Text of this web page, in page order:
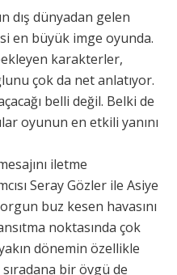
dış dünyadan gelen
en büyük imge oyunda.
karakterler,
çok da net anlatıyor.
belli değil. Belki de
oyunun en etkili yanını
iletme
Seray Gözler ile Asiye
buz kesen havasını
noktasında çok
dönemin özellikle
bir övgü de